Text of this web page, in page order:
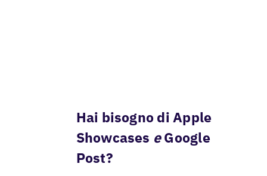
Hai bisogno di Apple
Showcases eGoogle
Post?